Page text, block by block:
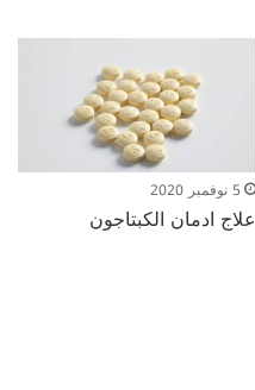
5 نوفمبر 2020
علاج ادمان الكبتاجون